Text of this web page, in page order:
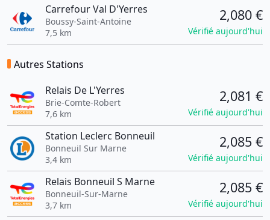
Carrefour Val D'Yerres
Boussy-Saint-Antoine
7,5 km
2,080 €
Vérifié aujourd'hui
Autres Stations
Relais De L'Yerres
Brie-Comte-Robert
7,6 km
2,081 €
Vérifié aujourd'hui
Station Leclerc Bonneuil
Bonneuil Sur Marne
3,4 km
2,085 €
Vérifié aujourd'hui
Relais Bonneuil S Marne
Bonneuil-Sur-Marne
3,7 km
2,085 €
Vérifié aujourd'hui